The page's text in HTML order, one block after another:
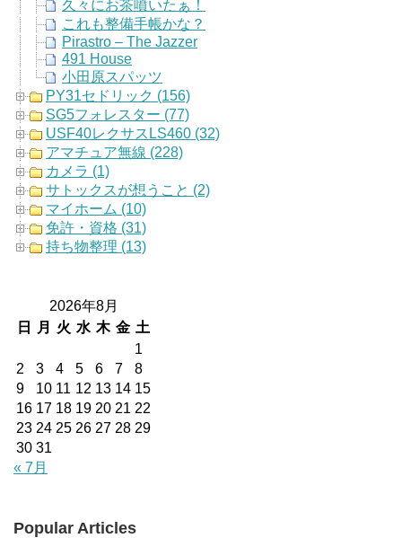
久々にお茶噴いたぁ！
これも整備手帳かな？
Pirastro – The Jazzer
491 House
小田原スパッツ
PY31セドリック (156)
SG5フォレスター (77)
USF40レクサスLS460 (32)
アマチュア無線 (228)
カメラ (1)
サトックスが想うこと (2)
マイホーム (10)
免許・資格 (31)
持ち物整理 (13)
2026年8月
日
月 火 水 木 金 土
1
2
3 4 5 6 7
8
9
10 11 12 13 14 15
16 17 18 19 20 21 22
23 24 25 26 27 28 29
30 31
« 7月
Popular Articles